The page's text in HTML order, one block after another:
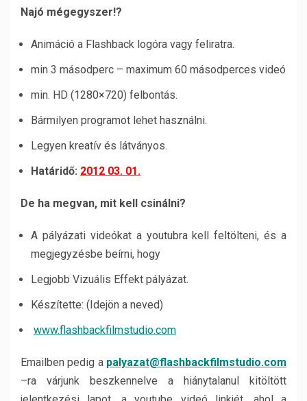
Najó mégegyszer!?
Animáció a Flashback logóra vagy feliratra.
min 3 másodperc – maximum 60 másodperces videó
min. HD (1280×720) felbontás.
Bármilyen programot lehet használni.
Legyen kreatív és látványos.
Határidő: 2012 03. 01.
De ha megvan, mit kell csinálni?
A pályázati videókat a youtubra kell feltölteni, és a
megjegyzésbe beírni, hogy
Legjobb Vizuális Effekt pályázat.
Készítette: (Idejön a neved)
www.flashbackfilmstudio.com
Emailben pedig a palyazat@flashbackfilmstudio.com
–ra várjunk beszkennelve a hiánytalanul kitöltött